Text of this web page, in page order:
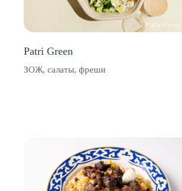
Patri Green
ЗОЖ, салаты, фреши